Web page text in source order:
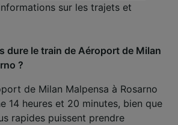
sur les trajets et
dure le train de Aéroport de Milan
?
de Milan Malpensa à Rosarno
14 heures et 20 minutes, bien que
rapides puissent prendre